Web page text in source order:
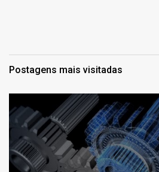
Postagens mais visitadas